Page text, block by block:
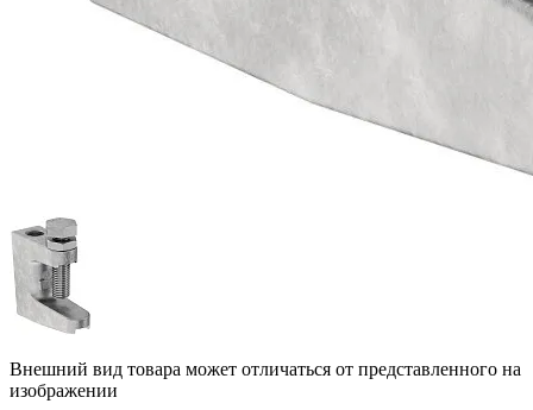
Внешний вид товара может отличаться от представленного на
изображении